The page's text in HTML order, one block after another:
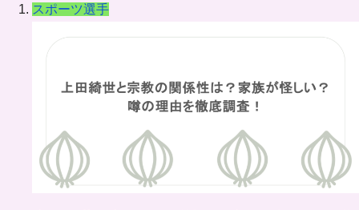
スポーツ選手